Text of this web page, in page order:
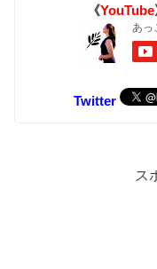
《YouTube
Twitter
ス